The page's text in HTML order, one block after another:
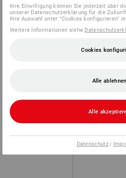
Ihre Einwilligung können Sie jederzeit über
unserer Datenschutzerklärung für die
Ihre Auswahl unter "Cookies konfigurieren"
Weitere Informationen siehe
Cookies
Alle ablehnen
Alle
Datenschutz|